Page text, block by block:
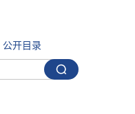
公开目录